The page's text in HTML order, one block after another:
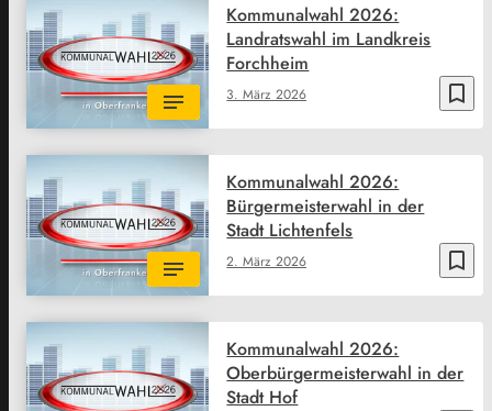
bookmark_border
3. März 2026
Kommunalwahl 2026:
Landratswahl im Landkreis
Forchheim
bookmark_border
2. März 2026
Kommunalwahl 2026:
Bürgermeisterwahl in der
Stadt Lichtenfels
Kommunalwahl 2026:
Oberbürgermeisterwahl in der
Stadt Hof